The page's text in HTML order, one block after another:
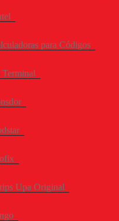
para Códigos
Upa Original